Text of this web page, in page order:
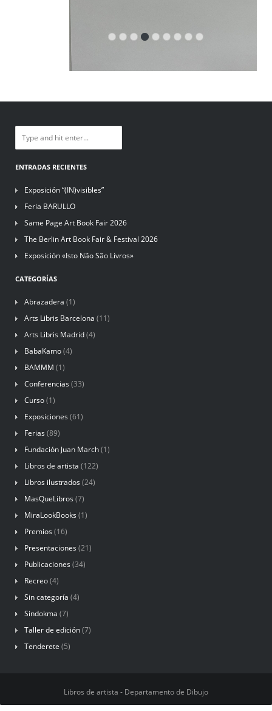
Exposición “(IN)visibles”
Feria BARULLO
Same Page Art Book Fair 2026
The Berlin Art Book Fair & Festival 2026
Abrazadera(1)
Arts Libris Barcelona
Arts Libris Madrid
BabaKamo(4)
BAMMM(1)
Conferencias (33)
Curso (1)
Exposiciones(61)
Ferias (89)
Fundación Juan March
Libros de artista(122)
Libros ilustrados(24)
MasQueLibros
MiraLookBooks (1)
Premios(16)
Presentaciones
Publicaciones (34)
Recreo(4)
Sin categoría(4)
Sindokma(7)